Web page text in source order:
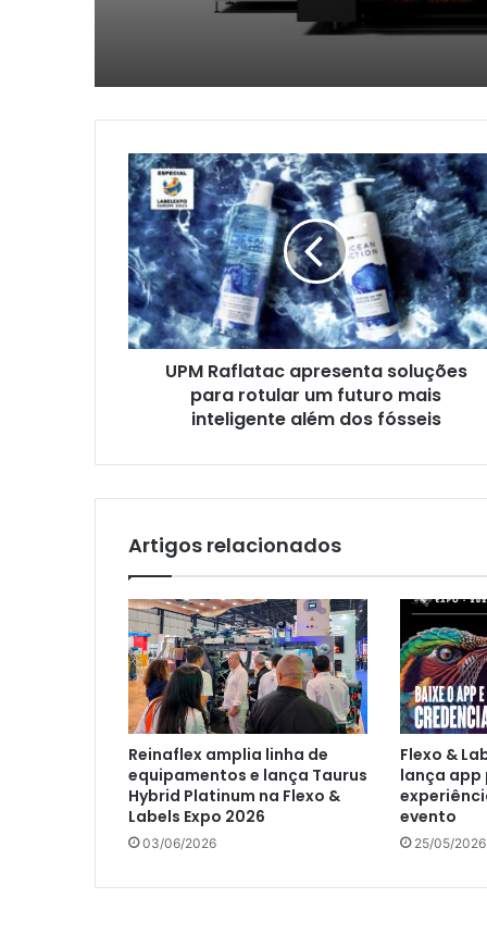
UPM
Raflatac
apresenta
soluções
para
rotular
um
futuro
mais
inteligenteUPM Raflatac apresenta soluções
para rotular um futuro mais
inteligente além dos fósseis
Artigos relacionados
Reinaflex amplia linha de
equipamentos e lança Taurus
Hybrid Platinum na Flexo &
Labels Expo 2026
03/06/2026
Flexo &
lança app
evento
25/05/2026